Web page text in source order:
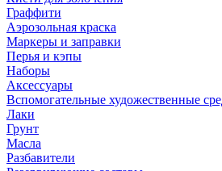
Граффити
Аэрозольная краска
Маркеры и заправки
Перья и кэпы
Наборы
Аксессуары
Вспомогательные художественные
Лаки
Грунт
Масла
Разбавители